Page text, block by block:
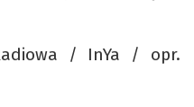
/ InYa / opr.